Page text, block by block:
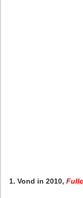
1. Vond in 2010,